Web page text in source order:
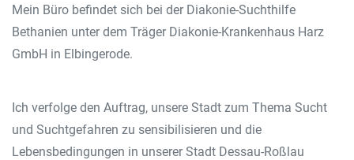
Mein Büro befindet sich bei der Diakonie-Suchthilfe
Bethanien unter dem Träger Diakonie-Krankenhaus Harz
GmbH in Elbingerode.
Ich verfolge den Auftrag, unsere Stadt zum Thema Sucht
und Suchtgefahren zu sensibilisieren und die
Lebensbedingungen in unserer Stadt Dessau-Roßlau